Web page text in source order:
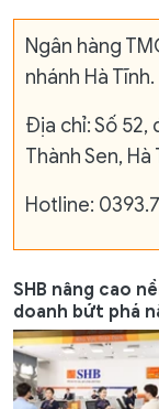
Ngân hàng
nhánh Hà Tĩnh.
Địa chỉ: Số 52,
Thành Sen, Hà
Hotline:
SHB nâng cao
doanh bứt phá